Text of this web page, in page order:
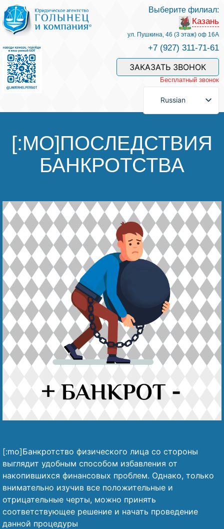
Услуги и наши специалисты
Оплата услуг
Задать вопрос
Отзывы
Наши победы
Видео о нас
Выберите филиал:
Казань
ул. Пушкина, 46 (3 этаж) оф 16А
+7 (927) 311-71-61
ЗАКАЗАТЬ ЗВОНОК
Бесплатный звонок
Russian
[:MO]ПОСЛЕДСТВИЯ
БАНКРОТСТВА
[:mo]Банкротство физического лица со стороны
выглядит удобным способом избавления от
накопившихся финансовых проблем. Однако, только
внимательно изучив все положительные и
отрицательные черты, можно принять
соответствующее решение и начать проведение
данной процедуры